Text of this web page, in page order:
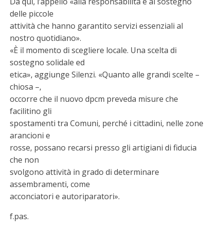
delle piccole
attività che hanno garantito servizi essenziali al
nostro quotidiano».
«È il momento di scegliere locale. Una scelta di
sostegno solidale ed
etica», aggiunge Silenzi. «Quanto alle grandi scelte –
chiosa –,
occorre che il nuovo dpcm preveda misure che
facilitino gli
spostamenti tra Comuni, perché i cittadini, nelle zone
arancioni e
rosse, possano recarsi presso gli artigiani di fiducia
che non
svolgono attività in grado di determinare
assembramenti, come
acconciatori e autoriparatori».
f.pas.